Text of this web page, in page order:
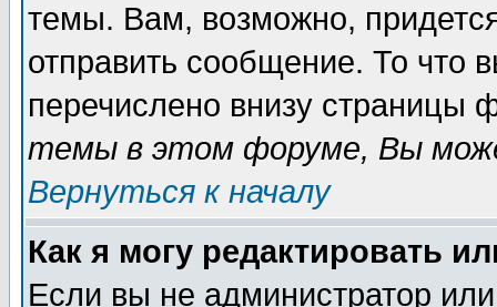
темы. Вам, возможно,
отправить сообщение. То что
перечислено внизу страницы
темы в этом форуме, Вы
Вернуться к началу
Как я могу редактировать
Если вы не администратор